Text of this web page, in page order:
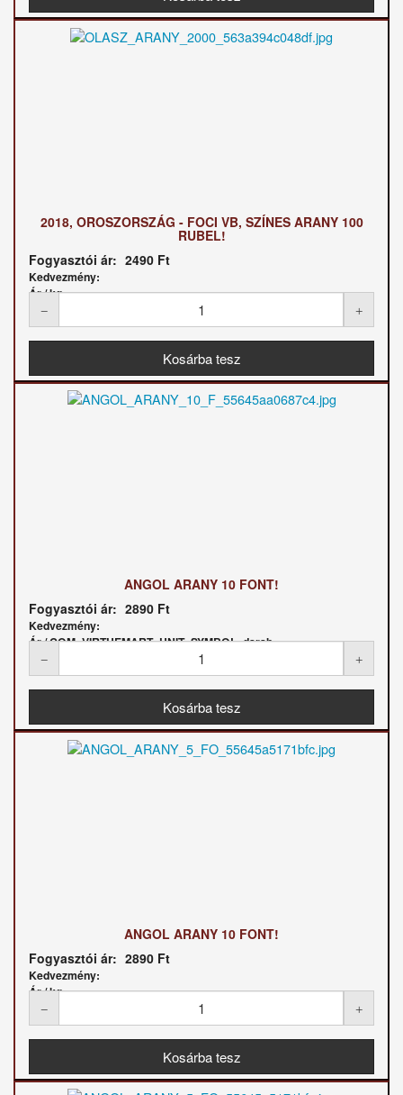
2018, OROSZORSZÁG - FOCI VB, SZÍNES ARANY 100
RUBEL!
Fogyasztói ár: 2490 Ft
Kedvezmény:
Ár / kg:
ANGOL ARANY 10 FONT!
Fogyasztói ár: 2890 Ft
Kedvezmény:
Ár / COM_VIRTUEMART_UNIT_SYMBOL_darab:
ANGOL ARANY 10 FONT!
Fogyasztói ár: 2890 Ft
Kedvezmény:
Ár / kg: